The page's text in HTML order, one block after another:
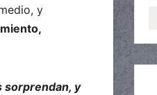
y
sorprendan, y